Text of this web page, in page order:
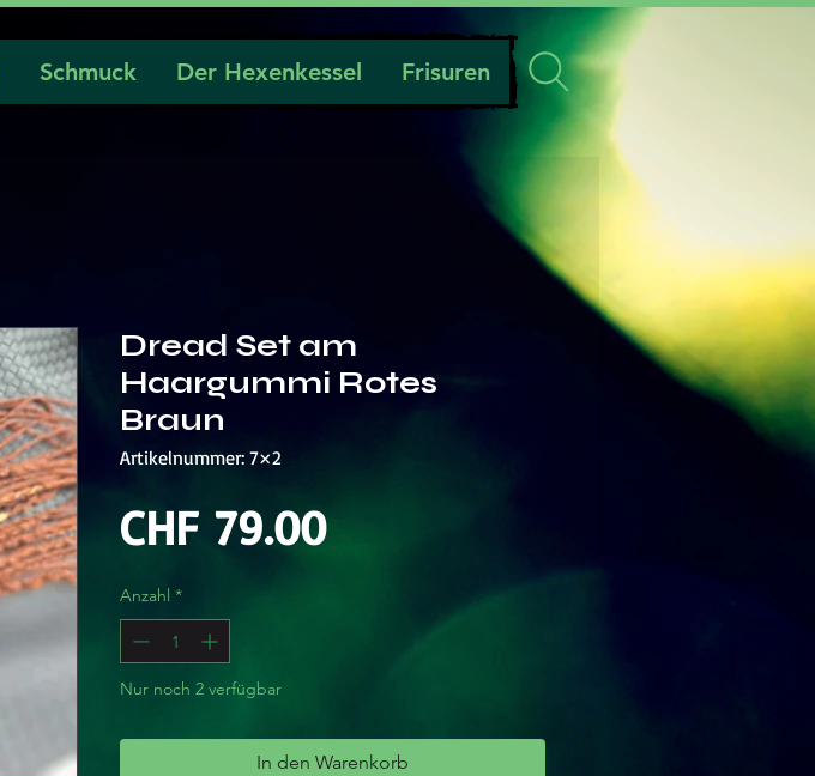
Schmuck Der Hexenkessel Frisuren
Dread Set am
Haargummi Rotes
Braun
Artikelnummer: 7×2
CHF 79.00Preis
Anzahl *
Nur noch 2 verfügbar
In den Warenkorb